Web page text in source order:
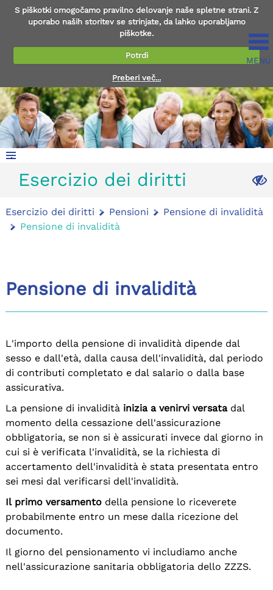
S piškotki omogočamo pravilno delovanje naše spletne strani. Z
uporabo naših storitev se strinjate, da lahko uporabljamo
piškotke.
Potrdi
Preberi več...
MENÚ
.
.
Esercizio dei diritti
Esercizio dei diritti Pensioni
Pensione di invalidità
Pensione di invalidità
Pensione di invalidità
L'importo della pensione di invalidità dipende dal
sesso e dall'età, dalla causa dell'invalidità, dal periodo
di contributi completato e dal salario o dalla base
assicurativa.
La pensione di invalidità inizia a venirvi versatadal
momento della cessazione dell'assicurazione
obbligatoria, se non si è assicurati invece dal giorno in
cui si è verificata l'invalidità, se la richiesta di
accertamento dell'invalidità è stata presentata entro
sei mesi dal verificarsi dell'invalidità.
Il primo versamentodella pensione lo riceverete
probabilmente entro un mese dalla ricezione del
documento.
Il giorno del pensionamento vi includiamo anche
nell'assicurazione sanitaria obbligatoria dello ZZZS.